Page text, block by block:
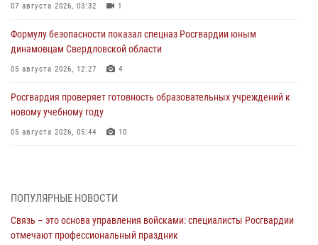
07 августа 2026, 03:32 1
Формулу безопасности показал спецназ Росгвардии юным
динамовцам Свердловской области
05 августа 2026, 12:27 4
Росгвардия проверяет готовность образовательных учреждений к
новому учебному году
05 августа 2026, 05:44 10
04 августа 2026, 09:57 2
Росгвардия приняла участие в обеспечении безопасности Дня
города в Екатеринбурге
ПОПУЛЯРНЫЕ НОВОСТИ
Связь – это основа управления войсками: специалисты Росгвардии
отмечают профессиональный праздник